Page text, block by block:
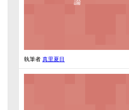
執筆者 真里夏目